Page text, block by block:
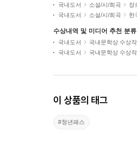
국내도서 소설/시/희곡 장
국내도서
소설/시/희곡 한
수상내역 및 미디어 추천 분류
국내도서 국내문학상 수상작
국내도서
국내문학상 수상작
이 상품의 태그
#청년패스